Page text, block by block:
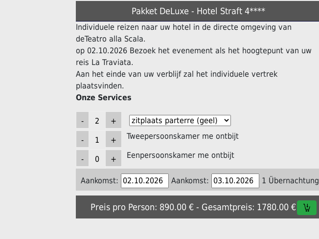
Pakket DeLuxe - Hotel Straft 4****
Individuele reizen naar uw hotel in de directe omgeving van
deTeatro alla Scala.
op 02.10.2026 Bezoek het evenement als het hoogtepunt van uw
reis La Traviata.
Aan het einde van uw verblijf zal het individuele vertrek
plaatsvinden.
Onze Services
Tweepersoonskamer me ontbijt
Eenpersoonskamer me ontbijt
Aankomst: Aankomst: 1 Übernachtung
Preis pro Person: 890.00 € - Gesamtpreis: 1780.00 €